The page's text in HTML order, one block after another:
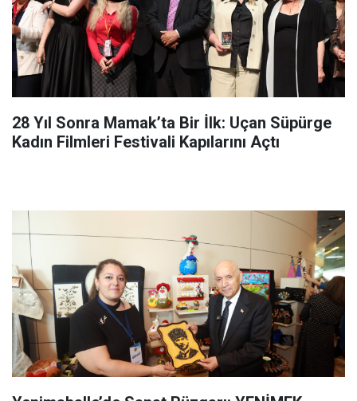
28 Yıl Sonra Mamak’ta Bir İlk: Uçan Süpürge
Kadın Filmleri Festivali Kapılarını Açtı